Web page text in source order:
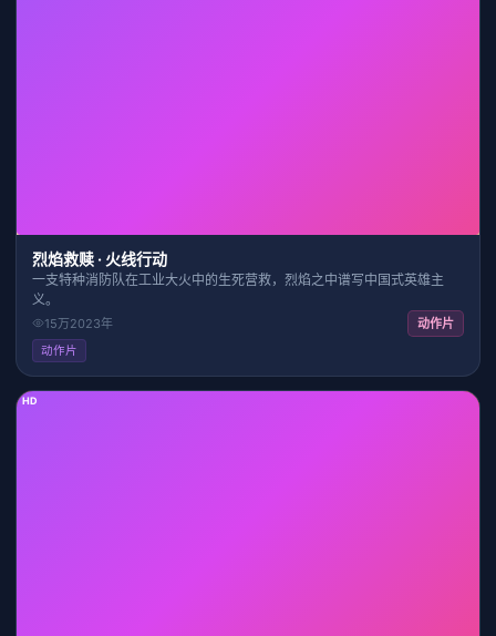
烈焰救赎 · 火线行动
一支特种消防队在工业大火中的生死营救，烈焰之中谱写中国式英雄主
义。
15万2023年 动作片
动作片
HD